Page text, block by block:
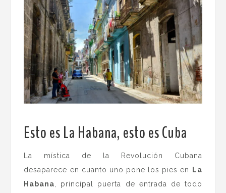
Esto es La Habana, esto es Cuba
La mística de la Revolución Cubana
desaparece en cuanto uno pone los pies en
La
Habana, principal puerta de entrada de todo